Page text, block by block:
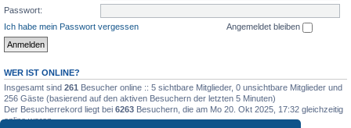
Passwort:
Ich habe mein Passwort vergessen
Angemeldet bleiben
WER IST ONLINE?
Insgesamt sind 261 Besucher online :: 5 sichtbare Mitglieder, 0 unsichtbare Mitglieder und
256 Gäste (basierend auf den aktiven Besuchern der letzten 5 Minuten)
Der Besucherrekord liegt bei 6263 Besuchern, die am Mo 20. Okt 2025, 17:32 gleichzeitig
online waren.